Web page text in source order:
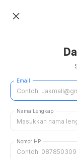
close
Email
Nama Lengkap
Nomor HP